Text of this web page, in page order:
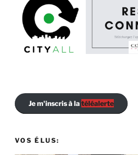
Je m'inscris à latéléalerte
VOS ÉLUS: